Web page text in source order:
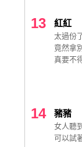
13 紅紅
太過份
竟然拿
真要不
14 豬豬
女人聽
可以試